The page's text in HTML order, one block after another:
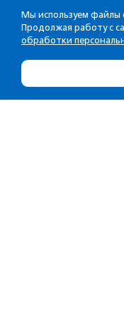
Мы используем файлы
Продолжая работу с
обработки